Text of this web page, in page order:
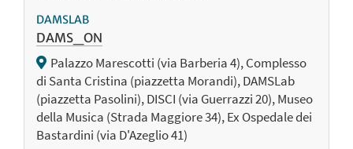
DAMSLAB
DAMS_ON
Palazzo Marescotti (via Barberia 4), Complesso
di Santa Cristina (piazzetta Morandi), DAMSLab
(piazzetta Pasolini), DISCI (via Guerrazzi 20), Museo
della Musica (Strada Maggiore 34), Ex Ospedale dei
Bastardini (via D'Azeglio 41)